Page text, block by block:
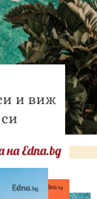
и виж
Edna.bg